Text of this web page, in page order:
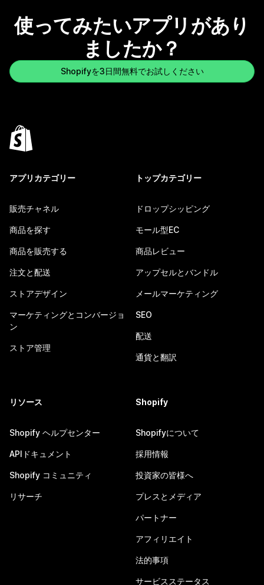
使ってみたいアプリがあり
ましたか？
Shopifyを3日間無料でお試しください
アプリカテゴリー
販売チャネル
商品を探す
商品を販売する
注文と配送
ストアデザイン
マーケティングとコンバージョ
ン
ストア管理
トップカテゴリー
ドロップシッピング
モール型EC
商品レビュー
アップセルとバンドル
メールマーケティング
SEO
配送
通貨と翻訳
リソース
Shopify ヘルプセンター
APIドキュメント
Shopify コミュニティ
リサーチ
Shopify
Shopifyについて
採用情報
投資家の皆様へ
プレスとメディア
パートナー
アフィリエイト
法的事項
サービスステータス